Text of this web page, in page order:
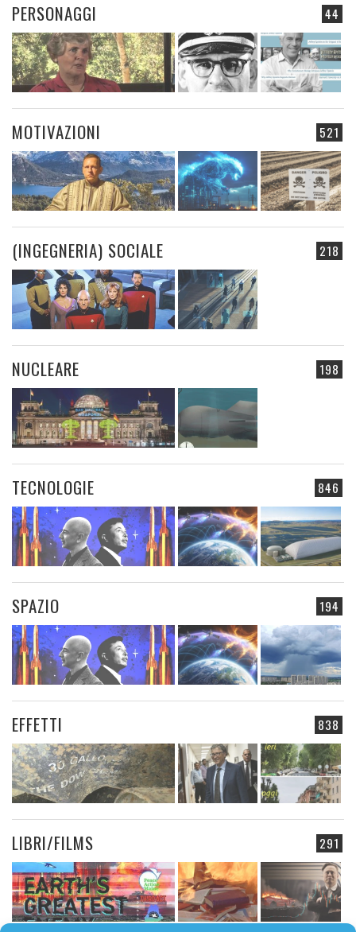
44
PERSONAGGI
521
MOTIVAZIONI
218
(INGEGNERIA) SOCIALE
198
NUCLEARE
846
TECNOLOGIE
194
SPAZIO
838
EFFETTI
291
LIBRI/FILMS